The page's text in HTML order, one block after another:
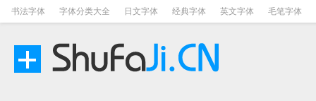
书法字体 字体分类大全 日文字体 经典字体 英文字体 毛笔字体